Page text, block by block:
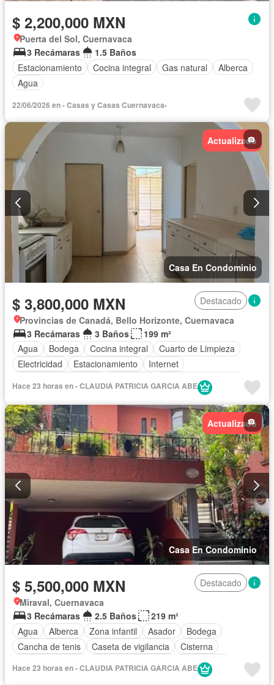
$ 2,200,000 MXN
Puerta del Sol, Cuernavaca
3 Recámaras
1.5 Baños
Estacionamiento
Cocina integral Gas natural
Alberca
Agua
22/06/2026 en - Casas y Casas Cuernavaca-
Actualizado
Casa En Condominio
$ 3,800,000 MXN
Destacado
Provincias de Canadá, Bello Horizonte, Cuernavaca
3 Recámaras
3 Baños
199 m²
Agua
Bodega Cocina integral
Cuarto de Limpieza
Electricidad
Estacionamiento
Internet
Televisión por cable
Hace 23 horas en - CLAUDIA PATRICIA GARCIA ABE
Actualizado
Casa En Condominio
$ 5,500,000 MXN
Destacado
Miraval, Cuernavaca
3 Recámaras
2.5 Baños
219 m²
Agua
Alberca Zona infantil Asador
Bodega
Cancha de tenis
Caseta de vigilancia
Cisterna
Electricidad
Jardín
Hace 23 horas en - CLAUDIA PATRICIA GARCIA ABE